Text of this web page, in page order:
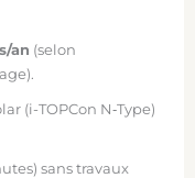
an (selon
(i-TOPCon N‑Type)
sans travaux